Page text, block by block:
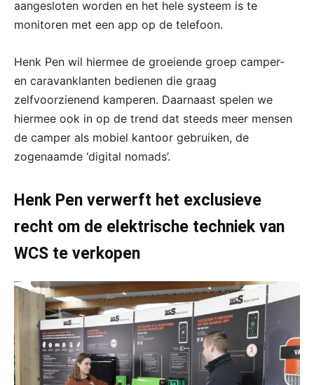
aangesloten worden en het hele systeem is te
monitoren met een app op de telefoon.
Henk Pen wil hiermee de groeiende groep camper-
en caravanklanten bedienen die graag
zelfvoorzienend kamperen. Daarnaast spelen we
hiermee ook in op de trend dat steeds meer mensen
de camper als mobiel kantoor gebruiken, de
zogenaamde ‘digital nomads’.
Henk Pen verwerft het exclusieve
recht om de elektrische techniek van
WCS te verkopen